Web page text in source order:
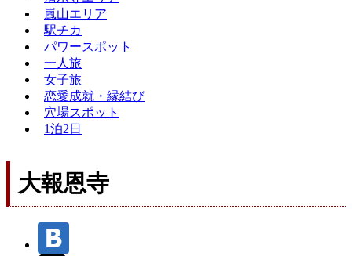
嵐山エリア
駅チカ
パワースポット
一人旅
女子旅
恋愛成就・縁結び
穴場スポット
1泊2日
大報恩寺